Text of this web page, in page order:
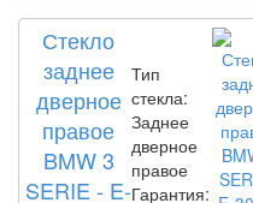
Стекло
заднее
дверное
правое
BMW 3
SERIE - E-
Тип
стекла:
Заднее
дверное
правое
Гарантия: